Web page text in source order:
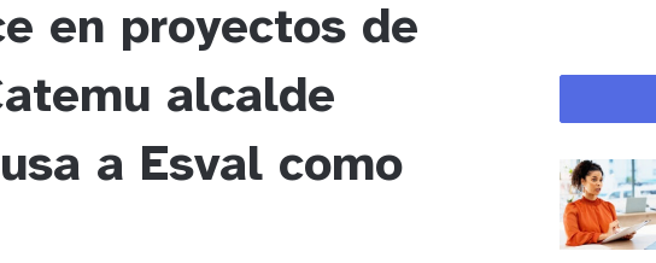
en proyectos de
alcalde
a Esval como